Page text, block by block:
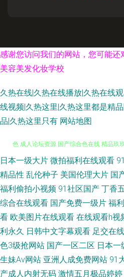
感谢您访问我们的网站，您可能
美容美发化妆学校
久热在线|久热在线播放|久热在线
线视频|久热这里|久热这里都是精
品|久热这里只有 网站地图
99精热 超碰人人熟女 日韩视频网站导航
色 成人论坛资源 国产综合色在线 精品玖
小说 熟女黄网一区 91免费看在线 97视
情网站 美女sese 日韩成人剧场 婷婷色色
日本一级大片 微拍福利在线观看
精品性 乱伦种子 美国伦理大片 国
福利偷拍小视频 91社区国产 丁香
综合在线观看 国产免费一级片 福
看 欧美图片在线观看 在线观看h视
利永久 日韩中文字幕观看 足交在
色3级抢网站 国产一区二区 日本一
生妹Av网站 亚洲人成免费网站 91
产成人内射无码 激情五月极品婷婷